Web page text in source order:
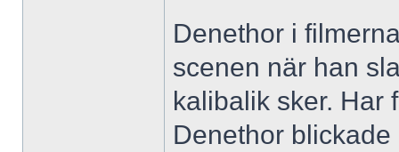
Denethor i
scenen när han
kalibalik sker. Har
Denethor